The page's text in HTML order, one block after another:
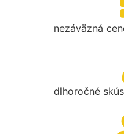
nezáväzná
dlhoročné